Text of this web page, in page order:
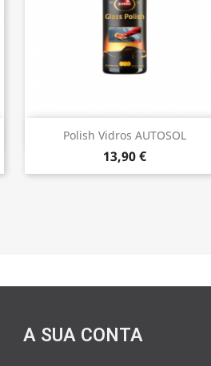
Polish Vidros AUTOSOL
13,90 €
 Vista rápida
A SUA CONTA